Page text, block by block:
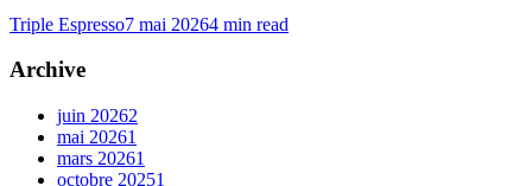
Triple Espresso7 mai 20264 min read
Archive
juin 20262
mai 20261
mars 20261
octobre 20251